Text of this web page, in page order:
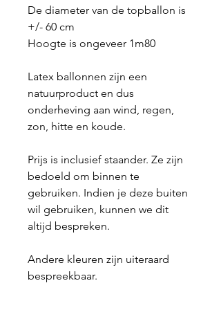
De diameter van de topballon is
+/- 60 cm
Hoogte is ongeveer 1m80
Latex ballonnen zijn een
natuurproduct en dus
onderheving aan wind, regen,
zon, hitte en koude.
Prijs is inclusief staander. Ze zijn
bedoeld om binnen te
gebruiken. Indien je deze buiten
wil gebruiken, kunnen we dit
altijd bespreken.
Andere kleuren zijn uiteraard
bespreekbaar.